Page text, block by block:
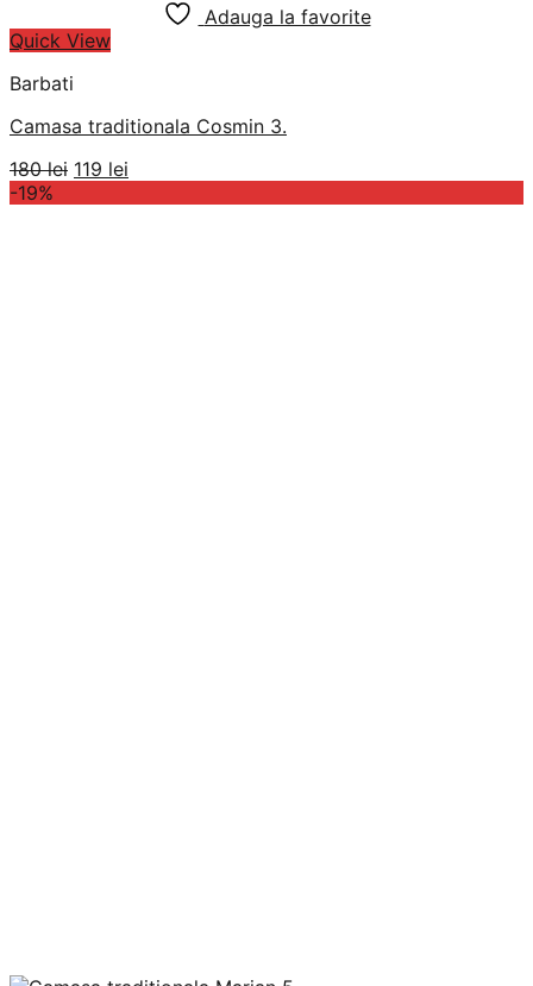
Adauga la favorite
Quick View
Barbati
Camasa traditionala Cosmin 3.
180lei Prețul
119 lei
-19%